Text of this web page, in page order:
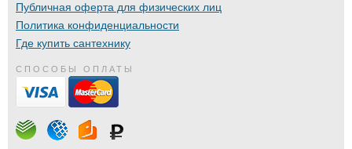
Публичная оферта для физических лиц
Политика конфиденциальности
Где купить сантехнику
СПОСОБЫ ОПЛАТЫ